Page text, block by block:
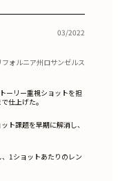
03/2022
フォルニア州ロサンゼルス
ーリー重視ショットを担
仕上げた。
ト課題を早期に解消し、
1ショットあたりのレン